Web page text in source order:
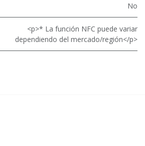
No
<p>* La función NFC puede variar
dependiendo del mercado/región</p>